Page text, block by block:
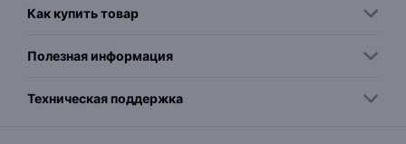
Как купить товар
Полезная информация
Техническая поддержка